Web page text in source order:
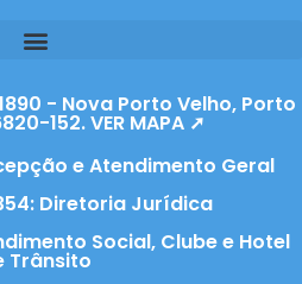
- Nova Porto Velho, Porto
152. VER MAPA ➚
e Atendimento Geral
Diretoria Jurídica
Social, Clube e Hotel
Trânsito